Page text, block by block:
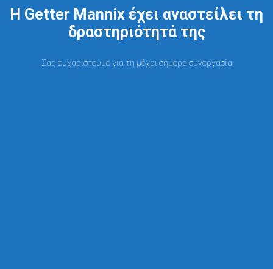
Η Getter Mannix έχει αναστείλει τη
δραστηριότητά της
Σας ευχαριστούμε για τη μέχρι σήμερα συνεργασία